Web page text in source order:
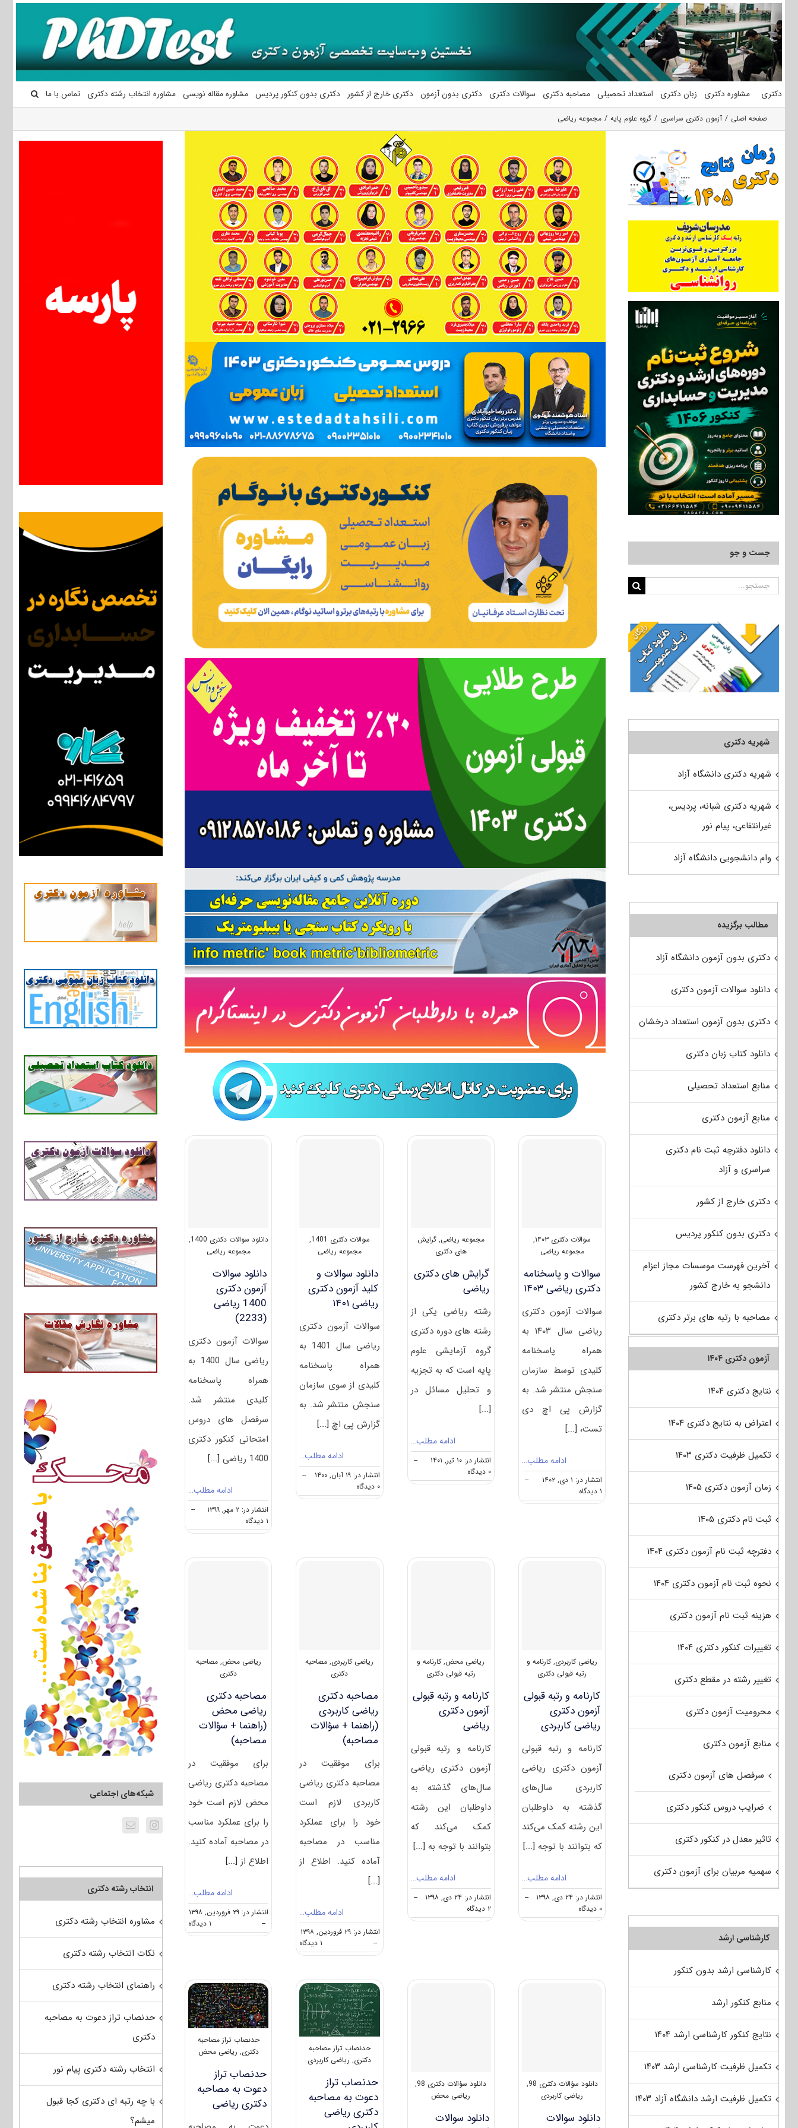
محتوا
دکتری مشاوره دکتری زبان دکتری استعداد تحصیلی مصاحبه دکتری سوالات دکتری دکتری بدون آزمون دکتری خارج از کشور دکتری بدون کنکور پردیس مشاوره مقاله نویسی مشاوره انتخاب رشته دکتری تماس با ما
صفحه اصلی آزمون دکتری سراسری گروه علوم پايه مجموعه ریاضی
سوالات دکتری ۱۴۰۳
,
مجموعه ریاضی
سوالات و پاسخنامه
دکتری ریاضی ۱۴۰۳
سوالات آزمون دکتری
ریاضی سال ۱۴۰۳ به
همراه پاسخنامه
کلیدی توسط سازمان
سنجش منتشر شد. به
گزارش پی اچ دی
تست،[...]
ادامه مطلب…
انتشار در: ۱ دی, ۱۴۰۲
--
۱ دیدگاه
on
سوالات
۱۴۰۳
مجموعه ریاضی,گرایش
های دکتری
گرایش های دکتری
رﻳﺎضی
رشته رﻳﺎضی یکی از
رشته های دوره دکتری
گروه آزمایشی علوم
پایه است که به تجزیه
و تحلیل مسائل در
[...]
ادامه مطلب…
انتشار در: ۱۰ تیر, ۱۴۰۱
--
۰ دیدگاه
گرایش
سوالات دکتری 1401
,
مجموعه ریاضی
دانلود سوالات و
کلید آزمون دکتری
ریاضی ۱۴۰۱
سوالات آزمون دکتری
ریاضی سال 1401 به
همراه پاسخنامه
کلیدی از سوی سازمان
سنجش منتشر شد. به
گزارش پی اچ [...]
ادامه مطلب…
انتشار در: ۱۹ آبان, ۱۴۰۰
--
۰ دیدگاه
دانلود
دانلود سوالات دکتری 1400
,
مجموعه ریاضی
دانلود سوالات
آزمون دکتری
1400 ریاضی
(2233)
سوالات آزمون دکتری
ریاضی سال 1400 به
همراه پاسخنامه
کلیدی منتشر شد.
سرفصل های دروس
امتحانی کنکور دکتری
1400 ریاضی
[...]
ادامه مطلب…
انتشار در: ۲ مهر, ۱۳۹۹
--
۱ دیدگاه
on
دانلود
ریاضی کاربردی,کارنامه و
رتبه قبولی دکتری
کارنامه و رتبه قبولی
آزمون دکتری
ریاضی کاربردی
کارنامه و رتبه قبولی
آزمون دکتری ریاضی
کاربردی سال‌های
گذشته به داوطلبان
این رشته کمک می‌کند
که بتوانند با توجه [...]
ادامه مطلب…
انتشار در: ۲۴ دی, ۱۳۹۸
--
۰ دیدگاه
on
کارنامه
ریاضی محض,کارنامه و
رتبه قبولی دکتری
کارنامه و رتبه قبولی
آزمون دکتری
ریاضی
کارنامه و رتبه قبولی
آزمون دکتری ریاضی
سال‌های گذشته به
داوطلبان این رشته
کمک می‌کند که
بتوانند با توجه به [...]
ادامه مطلب…
انتشار در: ۲۴ دی, ۱۳۹۸
--
۲ دیدگاه
کارنامه
ریاضی کاربردی, مصاحبه
دکتری
مصاحبه دکتری
ریاضی کاربردی
(راهنما + سؤالات
مصاحبه)
برای موفقیت در
مصاحبه دکتری ریاضی
کاربردی لازم است
خود را برای عملکرد
مناسب در مصاحبه
آماده کنید. اطلاع از
[...]
ادامه مطلب…
انتشار در: ۲۹ فروردین, ۱۳۹۸
--
۱ دیدگاه
on
مصاحبه
کاربردی
ریاضی محض,مصاحبه
دکتری
مصاحبه دکتری
ریاضی محض
(راهنما + سؤالات
مصاحبه)
برای موفقیت در
مصاحبه دکتری ریاضی
محض لازم است خود
را برای عملکرد مناسب
در مصاحبه آماده کنید.
اطلاع از [...]
ادامه مطلب…
انتشار در: ۲۹ فروردین, ۱۳۹۸
--
۱ دیدگاه
مصاحبه
(راهنما
+
دانلود سؤالات دکتری 98
,
ریاضی کاربردی
دانلود سوالات
دانلود سؤالات دکتری 98
,
ریاضی محض
دانلود سوالات
حدنصاب تراز مصاحبه
دکتری, ریاضی کاربردی
حدنصاب تراز
دعوت به مصاحبه
دکتری ریاضی
حدنصاب تراز مصاحبه
دکتری, ریاضی محض
حدنصاب تراز
دعوت به مصاحبه
دکتری ریاضی
شبکه‌های اجتماعی
انتخاب رشته دکتری
مشاوره انتخاب رشته دکتری
نکات انتخاب رشته دکتری
راهنمای انتخاب رشته دکتری
حدنصاب تراز دعوت به مصاحبه
دکتری
انتخاب رشته دکتری پیام نور
با چه رتبه ای دکتری کجا قبول
میشم؟
جست و جو
جستجو
شهریه دکتری
شهریه دکتری دانشگاه آزاد
شهریه دکتری شبانه، پردیس،
غیرانتفاعی، پیام نور
وام دانشجویی دانشگاه آزاد
مطالب برگزیده
دکتری بدون آزمون دانشگاه آزاد
دانلود سوالات آزمون دکتری
دکتری بدون آزمون استعداد درخشان
دانلود کتاب زبان دکتری
منابع استعداد تحصیلی
منابع آزمون دکتری
دانلود دفترچه ثبت نام دکتری
سراسری و آزاد
دکتری خارج از کشور
دکتری بدون کنکور پردیس
آخرین فهرست موسسات مجاز اعزام
دانشجو به خارج کشور
مصاحبه با رتبه های برتر دکتری
آزمون دکتری ۱۴۰۴
نتایج دکتری ۱۴۰۴
اعتراض به نتایج دکتری ۱۴۰۴
تکمیل ظرفیت دکتری ۱۴۰۳
زمان آزمون دکتری ۱۴۰۵
ثبت نام دکتری ۱۴۰۵
دفترچه ثبت نام آزمون دکتری ۱۴۰۴
نحوه ثبت نام آزمون دکتری ۱۴۰۴
هزینه ثبت نام آزمون دکتری
تغییرات کنکور دکتری ۱۴۰۴
تغییر رشته در مقطع دکتری
محرومیت آزمون دکتری
منابع آزمون دکتری
سرفصل های آزمون دکتری
ضرایب دروس کنکور دکتری
تاثیر معدل در کنکور دکتری
سهمیه مربیان برای آزمون دکتری
کارشناسی ارشد
کارشناسی ارشد بدون کنکور
منابع کنکور ارشد
نتایج کنکور کارشناسی ارشد ۱۴۰۴
تکمیل ظرفیت کارشناسی ارشد ۱۴۰۳
تکمیل ظرفیت ارشد دانشگاه آزاد ۱۴۰۳